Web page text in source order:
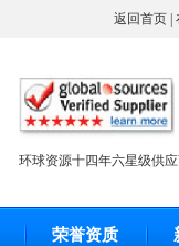
返回首页
环球资源十四年六星级供
荣誉资质